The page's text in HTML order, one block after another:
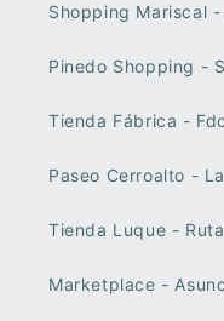
Shopping Mariscal -
Pinedo Shopping -
Tienda Fábrica -
Paseo Cerroalto -
Tienda Luque -
Marketplace -